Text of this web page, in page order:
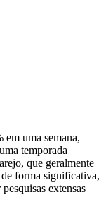
em uma semana,
temporada
que geralmente
forma significativa,
extensas